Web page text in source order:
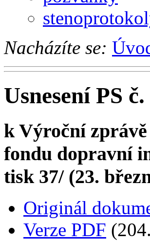
Nacházíte se:
Usnesení PS č.
k Výroční
fondu dopravní
tisk 37/ (23.
Originál
Verze PDF